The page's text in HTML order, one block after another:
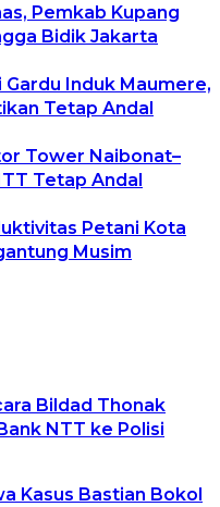
Pemkab Kupang
Bidik Jakarta
Induk Maumere,
Tetap Andal
Tower Naibonat–
Tetap Andal
Petani Kota
Musim
Bildad Thonak
NTT ke Polisi
Kasus Bastian Bokol